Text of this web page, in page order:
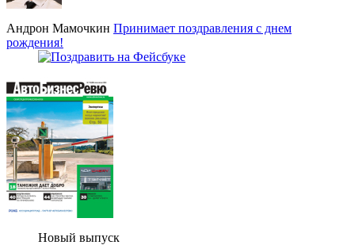
Андрон Мамочкин Принимает поздравления с днем
рождения!
Новый выпуск